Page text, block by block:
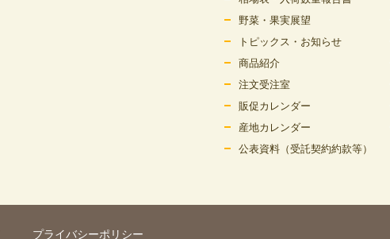
野菜・果実展望
トピックス・お知らせ
商品紹介
注文受注室
販促カレンダー
産地カレンダー
公表資料（受託契約約款等）
プライバシーポリシー